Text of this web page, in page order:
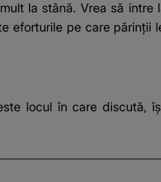
la stână. Vrea să intre
eforturile pe care părinții
locul în care discută,